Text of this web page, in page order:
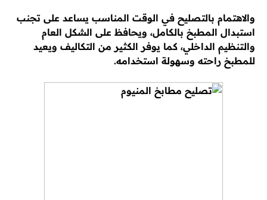
والاهتمام بالتصليح في الوقت المناسب يساعد على تجنب
استبدال المطبخ بالكامل، ويحافظ على الشكل العام
والتنظيم الداخلي، كما يوفر الكثير من التكاليف ويعيد
للمطبخ راحته وسهولة استخدامه.